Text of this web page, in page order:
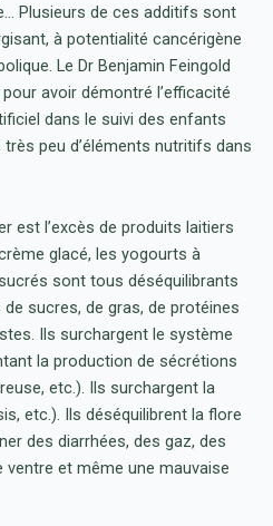
Plusieurs de ces additifs sont
à potentialité cancérigène
Le Dr Benjamin Feingold
avoir démontré l’efficacité
dans le suivi des enfants
très peu d’éléments nutritifs dans
est l’excès de produits laitiers
glacé, les yogourts à
sont tous déséquilibrants
sucres, de gras, de protéines
Ils surchargent le système
la production de sécrétions
etc.). Ils surchargent la
etc.). Ils déséquilibrent la flore
des diarrhées, des gaz, des
et même une mauvaise